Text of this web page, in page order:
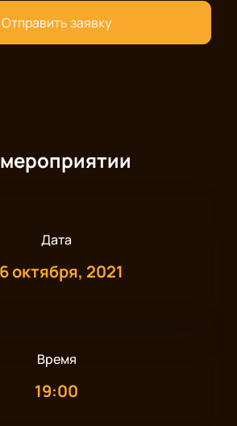
Отправить заявку
Дата
октября, 2021
Время
19:00